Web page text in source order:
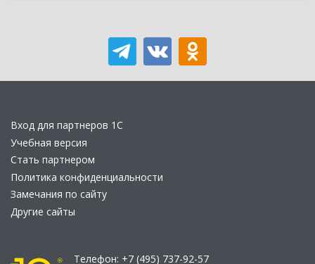
Вход для партнеров 1С
Учебная версия
Стать партнером
Политика конфиденциальности
Замечания по сайту
Другие сайты
Телефон: +7 (495) 737-92-57